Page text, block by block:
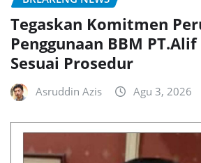
Tegaskan Komitmen
Penggunaan BBM
Sesuai Prosedur
Asruddin Azis Agu 3, 2026